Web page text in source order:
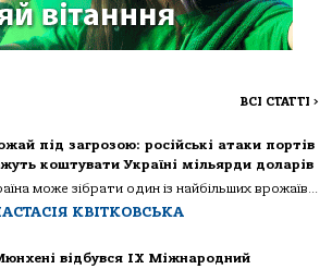
ВСІ СТАТТІ >
під загрозою: російські атаки портів
коштувати Україні мільярди доларів
може зібрати один із найбільших врожаїв...
КВІТКОВСЬКА
відбувся IX Міжнародний